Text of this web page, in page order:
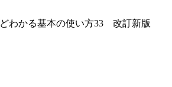
わかる基本の使い方33 改訂新版